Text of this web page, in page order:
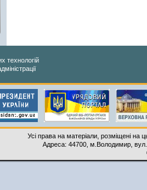
технологій
Усі права на матеріали, розміщені на
Адреса: 44700, м.Володимир,